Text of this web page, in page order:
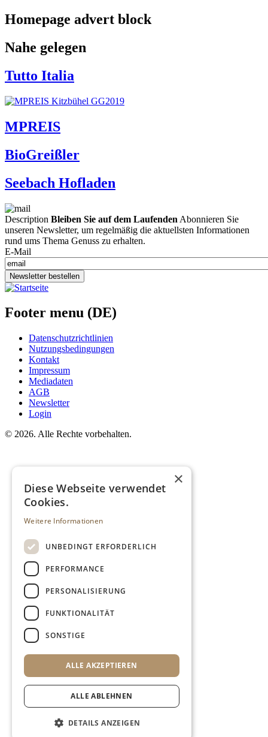
Homepage advert block
Nahe gelegen
Tutto Italia
MPREIS
BioGreißler
Seebach Hofladen
Description Bleiben Sie auf dem Laufenden Abonnieren Sie
unseren Newsletter, um regelmäßig die aktuellsten Informationen
rund ums Thema Genuss zu erhalten.
E-Mail
Newsletter bestellen
Footer menu (DE)
Datenschutzrichtlinien
Nutzungsbedingungen
Kontakt
Impressum
Mediadaten
AGB
Newsletter
Login
© 2026. Alle Rechte vorbehalten.
×
Diese Webseite verwendet
Cookies.
Weitere Informationen
UNBEDINGT ERFORDERLICH
PERFORMANCE
PERSONALISIERUNG
FUNKTIONALITÄT
SONSTIGE
ALLE AKZEPTIEREN
ALLE ABLEHNEN
DETAILS ANZEIGEN